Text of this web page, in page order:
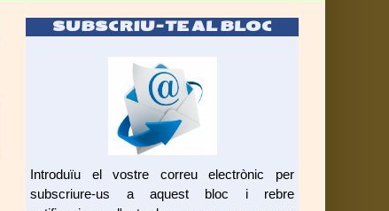
SUBSCRIU-TE AL BLOC
Introduïu el vostre correu electrònic per
subscriure-us a aquest bloc i rebre